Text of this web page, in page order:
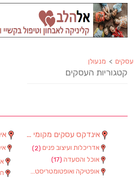
עסקים > מנעולן
קטגוריות העסקים
אינדקס עסקים מקומי (90)
אדריכלות ועיצוב פנים (2)
אוכל והסעדה (17)
אופטיקה ואופטומטריסטים